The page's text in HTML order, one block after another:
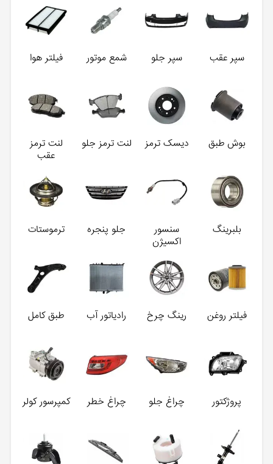
سپر عقب سپر جلو شمع موتور فیلتر هوا
بوش طبق دیسک ترمز لنت ترمز جلو
لنت ترمز
عقب
بلبرینگ
سنسور
اکسیژن
جلو پنجره ترموستات
فیلتر روغن رینگ چرخ رادیاتور آب طبق کامل
پروژکتور چراغ جلو چراغ خطر کمپرسور کولر